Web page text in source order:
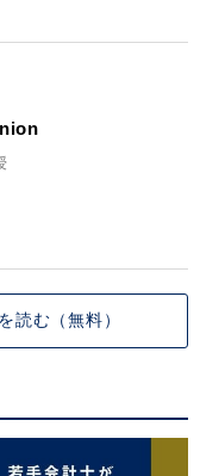
読む（無料）